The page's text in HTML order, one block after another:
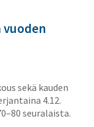
sekä kauden
4.12.
seuralaista.